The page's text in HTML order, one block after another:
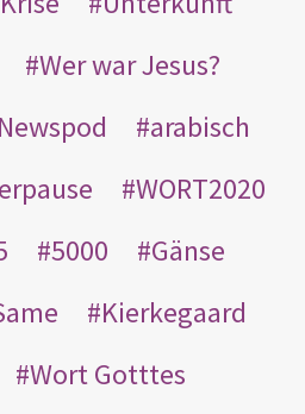
Wer war Jesus?
Newspod
arabisch
WORT2020
5000
Gänse
Kierkegaard
Wort Gotttes